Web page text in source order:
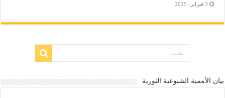
3 فبراير، 2025
بيان الأممية الشيوعية الثورية